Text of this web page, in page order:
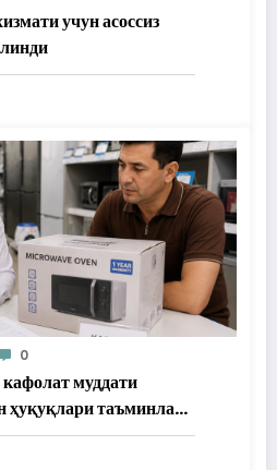
учун асоссиз
0
муддати
ҳуқуқлари таъминлаб